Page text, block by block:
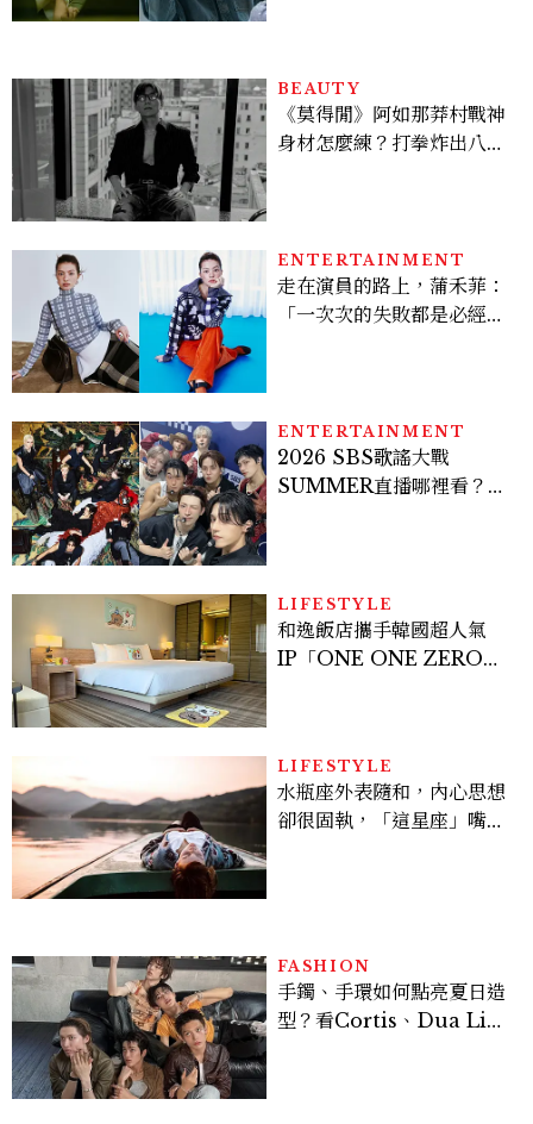
BEAUTY
《莫得閒》阿如那莽村戰神
身材怎麼練？打拳炸出八塊
ENTERTAINMENT
走在演員的路上，蒲禾菲：
「一次次的失敗都是必經過
ENTERTAINMENT
2026 SBS歌謠大戰
SUMMER直播哪裡看？
LIFESTYLE
和逸飯店攜手韓國超人氣
IP「ONE ONE ZERO
LIFESTYLE
水瓶座外表隨和，內心思想
卻很固執，「這星座」嘴上
FASHION
手鐲、手環如何點亮夏日造
型？看Cortis、Dua Lip